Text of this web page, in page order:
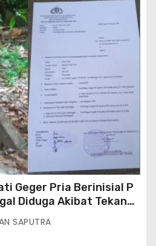
Geger Pria Berinisial P
Diduga Akibat Tekanan
SAPUTRA